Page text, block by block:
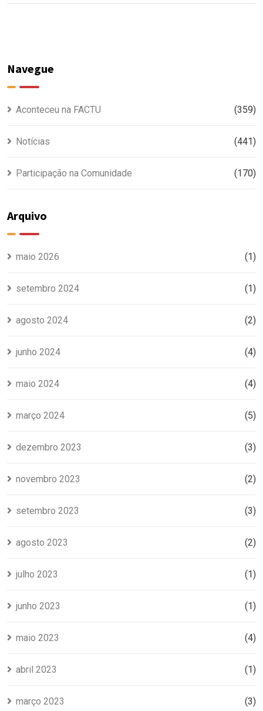
Navegue
Aconteceu na FACTU (359)
Notícias (441)
Participação na Comunidade (170)
Arquivo
maio 2026 (1)
setembro 2024 (1)
agosto 2024 (2)
junho 2024 (4)
maio 2024 (4)
março 2024 (5)
dezembro 2023 (3)
novembro 2023 (2)
setembro 2023 (3)
agosto 2023 (2)
julho 2023 (1)
junho 2023 (1)
maio 2023 (4)
abril 2023 (1)
março 2023 (3)